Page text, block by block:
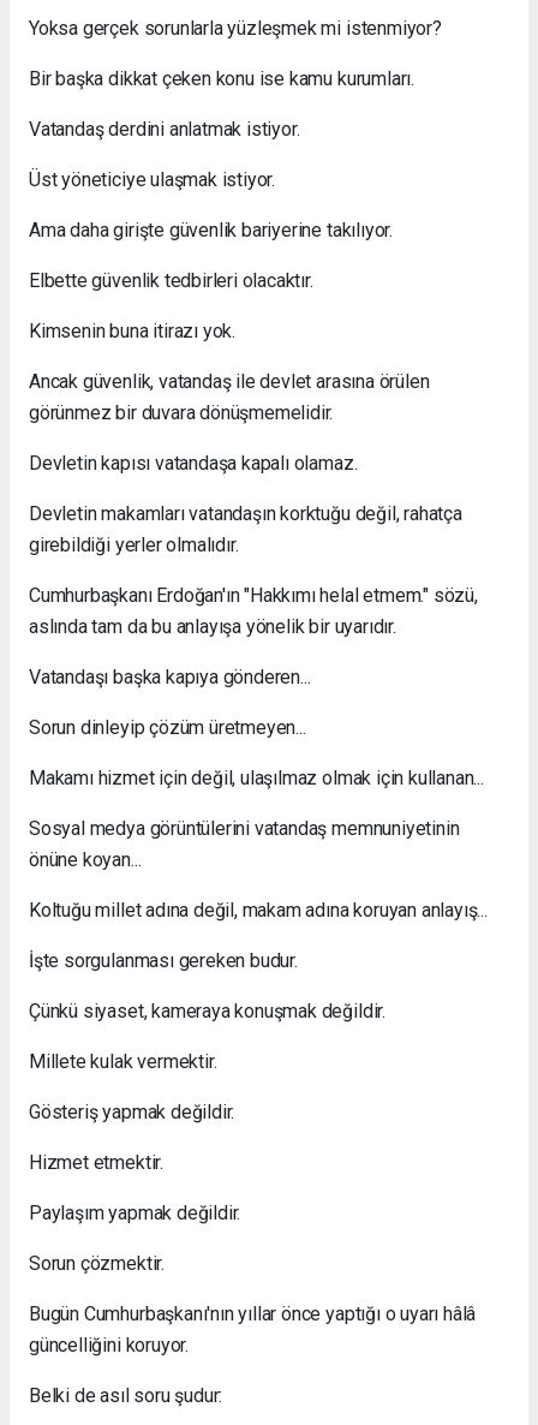
Yoksa gerçek sorunlarla yüzleşmek mi istenmiyor?
Bir başka dikkat çeken konu ise kamu kurumları.
Vatandaş derdini anlatmak istiyor.
Üst yöneticiye ulaşmak istiyor.
Ama daha girişte güvenlik bariyerine takılıyor.
Elbette güvenlik tedbirleri olacaktır.
Kimsenin buna itirazı yok.
Ancak güvenlik, vatandaş ile devlet arasına örülen
görünmez bir duvara dönüşmemelidir.
Devletin kapısı vatandaşa kapalı olamaz.
Devletin makamları vatandaşın korktuğu değil, rahatça
girebildiği yerler olmalıdır.
Cumhurbaşkanı Erdoğan'ın "Hakkımı helal etmem." sözü,
aslında tam da bu anlayışa yönelik bir uyarıdır.
Vatandaşı başka kapıya gönderen...
Sorun dinleyip çözüm üretmeyen...
Makamı hizmet için değil, ulaşılmaz olmak için kullanan...
Sosyal medya görüntülerini vatandaş memnuniyetinin
önüne koyan...
Koltuğu millet adına değil, makam adına koruyan anlayış...
İşte sorgulanması gereken budur.
Çünkü siyaset, kameraya konuşmak değildir.
Millete kulak vermektir.
Gösteriş yapmak değildir.
Hizmet etmektir.
Paylaşım yapmak değildir.
Sorun çözmektir.
Bugün Cumhurbaşkanı'nın yıllar önce yaptığı o uyarı hâlâ
güncelliğini koruyor.
Belki de asıl soru şudur: